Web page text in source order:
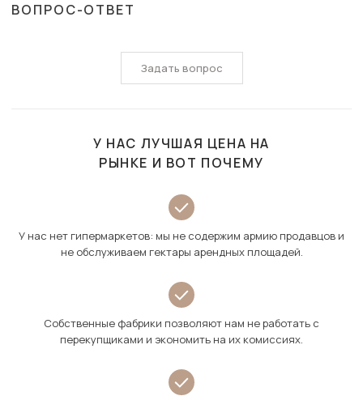
ВОПРОС-ОТВЕТ
Задать вопрос
У НАС ЛУЧШАЯ ЦЕНА НА
РЫНКЕ И ВОТ ПОЧЕМУ
У нас нет гипермаркетов: мы не содержим армию продавцов и
не обслуживаем гектары арендных площадей.
Собственные фабрики позволяют нам не работать с
перекупщиками и экономить на их комиссиях.